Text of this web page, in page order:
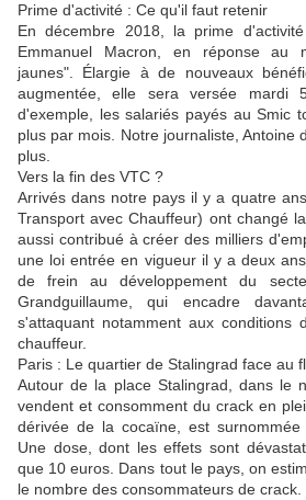
Prime d'activité : Ce qu'il faut retenir
En décembre 2018, la prime
Emmanuel Macron, en réponse au
jaunes". Élargie à de nouveaux
augmentée, elle sera versée mardi
d'exemple, les salariés payés au Smic
plus par mois. Notre journaliste, Antoine
plus.
Vers la fin des VTC ?
Arrivés dans notre pays il y a quatre
Transport avec Chauffeur) ont changé
aussi contribué à créer des milliers
une loi entrée en vigueur il y a deux
de frein au développement du
Grandguillaume, qui encadre
s'attaquant notamment aux conditions
chauffeur.
Paris : Le quartier de Stalingrad face au
Autour de la place Stalingrad, dans le
vendent et consomment du crack en
dérivée de la cocaïne, est
Une dose, dont les effets sont
que 10 euros. Dans tout le pays, on
le nombre des consommateurs de crack.